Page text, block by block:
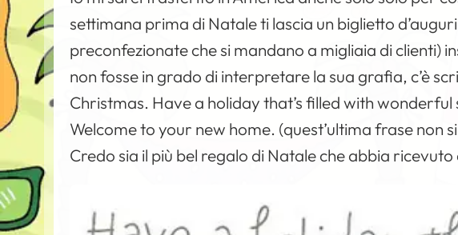
settimana prima di Natale ti lascia un biglietto d’auguri
preconfezionate che si mandano a migliaia di clienti)
non fosse in grado di interpretare la sua grafia, c’è
Christmas. Have a holiday that’s filled with
Welcome to your new home. (quest’ultima frase non
Credo sia il più bel regalo di Natale che abbia ricevuto